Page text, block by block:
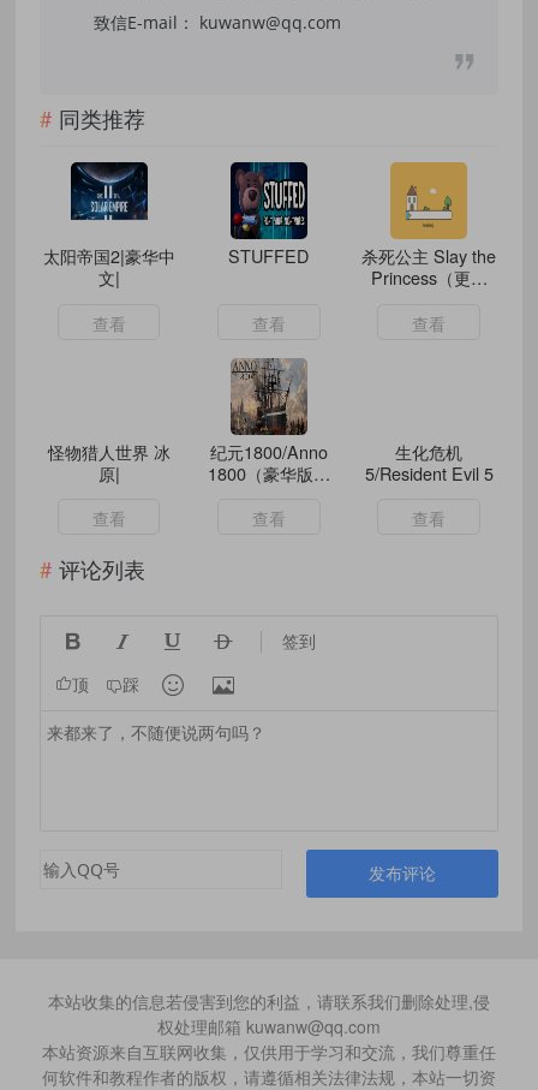
致信E-mail： kuwanw@qq.com
同类推荐
太阳帝国2|豪华中
文|
查看
STUFFED
查看
杀死公主 Slay the
Princess（更新
查看
怪物猎人世界 冰
原|
查看
纪元1800/Anno
1800（豪华版全
查看
生化危机
5/Resident Evil 5
查看
评论列表
    签到
顶 踩  
发布评论
本站收集的信息若侵害到您的利益，请联系我们删除处理,侵
权处理邮箱 kuwanw@qq.com
本站资源来自互联网收集，仅供用于学习和交流，我们尊重任
何软件和教程作者的版权，请遵循相关法律法规，本站一切资